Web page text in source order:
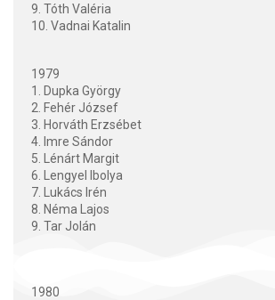
9. Tóth Valéria
10. Vadnai Katalin
1979
1. Dupka György
2. Fehér József
3. Horváth Erzsébet
4. Imre Sándor
5. Lénárt Margit
6. Lengyel Ibolya
7. Lukács Irén
8. Néma Lajos
9. Tar Jolán
1980